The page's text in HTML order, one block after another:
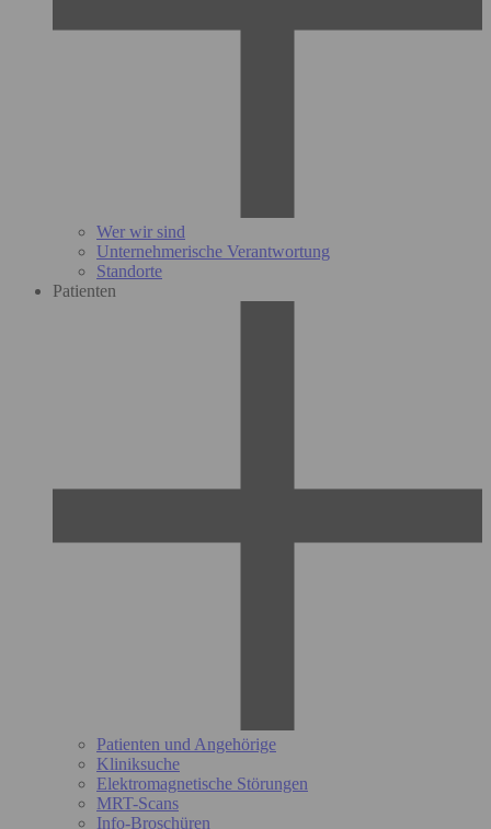
Wer wir sind
Unternehmerische Verantwortung
Standorte
Patienten
Patienten und Angehörige
Kliniksuche
Elektromagnetische Störungen
MRT-Scans
Info-Broschüren